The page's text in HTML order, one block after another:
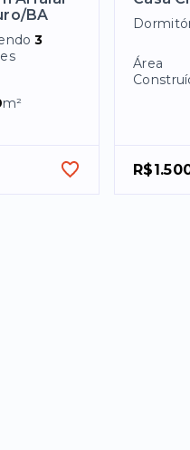
BA
3
m²
Área